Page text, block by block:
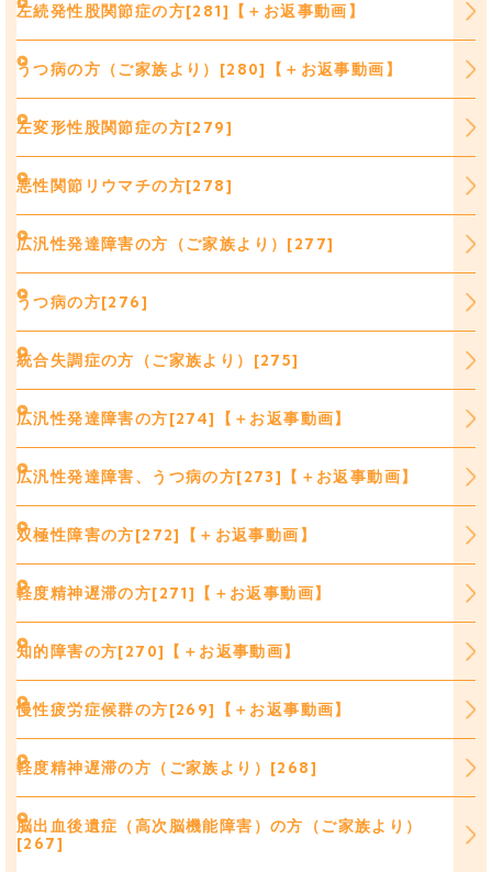
左続発性股関節症の方[281]【＋お返事動画】
うつ病の方（ご家族より）[280]【＋お返事動画】
左変形性股関節症の方[279]
悪性関節リウマチの方[278]
広汎性発達障害の方（ご家族より）[277]
うつ病の方[276]
統合失調症の方（ご家族より）[275]
広汎性発達障害の方[274]【＋お返事動画】
広汎性発達障害、うつ病の方[273]【＋お返事動画】
双極性障害の方[272]【＋お返事動画】
軽度精神遅滞の方[271]【＋お返事動画】
知的障害の方[270]【＋お返事動画】
慢性疲労症候群の方[269]【＋お返事動画】
軽度精神遅滞の方（ご家族より）[268]
脳出血後遺症（高次脳機能障害）の方（ご家族より）
[267]